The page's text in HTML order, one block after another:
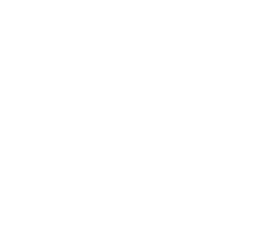
Unit” составляет более 20 лет.
пены “Future Ground Soft”,
Ground Soft” в матрасе “Otto
международным сертификатом
Soft” расположен сверху,
высокую жесткость.
из ткани «Otto White Luxe» —
отдыху на Future Family
дополнительных покрытий